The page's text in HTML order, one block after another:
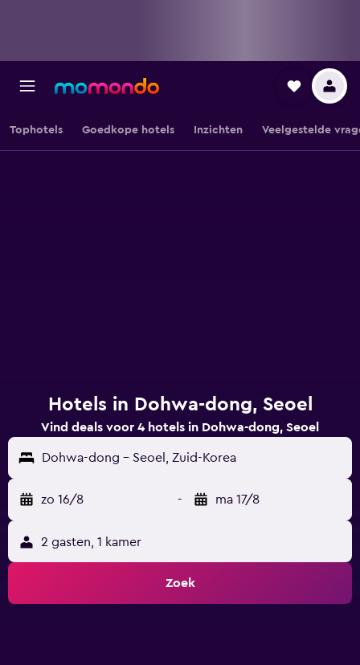
Tophotels Goedkope hotels Inzichten Veelgestelde
Hotels in Dohwa-dong, Seoel
Vind deals voor 4 hotels in Dohwa-dong, Seoel
Dohwa-dong - Seoel, Zuid-Korea
zo 16/8 - ma 17/8
2 gasten, 1 kamer
Zoek